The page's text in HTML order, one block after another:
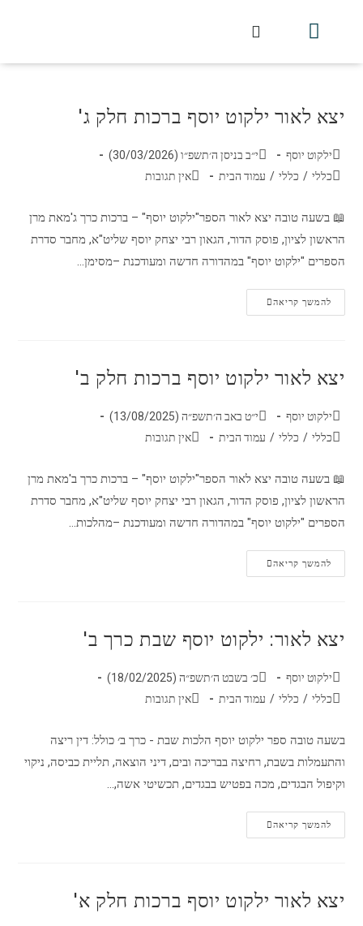
יצא לאור ילקוט יוסף ברכות חלק ג'
ילקוט יוסף
י״ב בניסן ה׳תשפ״ו (30/03/2026)
כללי / כללי / עמוד הבית אין תגובות
📖 בשעה טובה יצא לאור הספר"ילקוט יוסף" – ברכות כרך ג'מאת מרן
הראשון לציון, פוסק הדור, הגאון רבי יצחק יוסף שליט"א, מחבר סדרת
הספרים "ילקוט יוסף" במהדורה חדשה ומעודכנת –מסימן…
להמשך קריאה
יצא לאור ילקוט יוסף ברכות חלק ב'
ילקוט יוסף
י״ט באב ה׳תשפ״ה (13/08/2025)
כללי / כללי / עמוד הבית אין תגובות
📖 בשעה טובה יצא לאור הספר"ילקוט יוסף" – ברכות כרך ב'מאת מרן
הראשון לציון, פוסק הדור, הגאון רבי יצחק יוסף שליט"א, מחבר סדרת
הספרים "ילקוט יוסף" במהדורה חדשה ומעודכנת –מהלכות…
להמשך קריאה
יצא לאור: ילקוט יוסף שבת כרך ב'
ילקוט יוסף
כ׳ בשבט ה׳תשפ״ה (18/02/2025)
כללי / כללי / עמוד הבית אין תגובות
בשעה טובה ספר ילקוט יוסף הלכות שבת - כרך ב׳ כולל: דין ריצה
והתעמלות בשבת, רחיצה בבריכה ובים, דיני הוצאה, תליית כביסה, ניקוי
וקיפול הבגדים, מכה בפטיש בבגדים, תכשיטי אשה,…
להמשך קריאה
יצא לאור ילקוט יוסף ברכות חלק א'